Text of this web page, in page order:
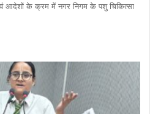
आदेशों के क्रम में नगर निगम के पशु चिकित्सा